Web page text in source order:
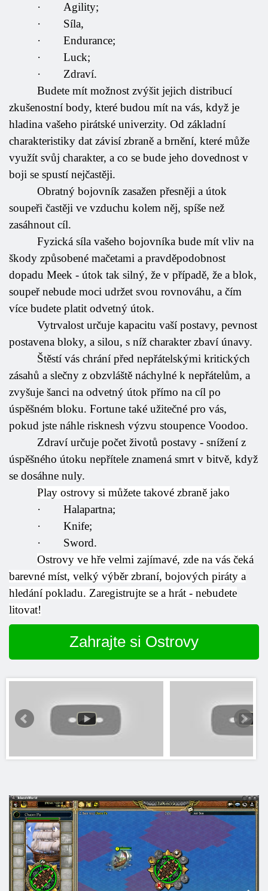
·
Agility;
·
Síla,
·
Endurance;
·
Luck;
·
Zdraví.
Budete mít možnost zvýšit jejich distribucí
zkušenostní body, které budou mít na vás, když je
hladina vašeho pirátské univerzity. Od základní
charakteristiky dat závisí zbraně a brnění, které může
využít svůj charakter, a co se bude jeho dovednost v
boji se spustí nejčastěji.
Obratný bojovník zasažen přesněji a útok
soupeři častěji ve vzduchu kolem něj, spíše než
zasáhnout cíl.
Fyzická síla vašeho bojovníka bude mít vliv na
škody způsobené mačetami a pravděpodobnost
dopadu Meek - útok tak silný, že v případě, že a blok,
soupeř nebude moci udržet svou rovnováhu, a čím
více budete platit odvetný útok.
Vytrvalost určuje kapacitu vaší postavy, pevnost
postavena bloky, a silou, s níž charakter zbaví únavy.
Štěstí vás chrání před nepřátelskými kritických
zásahů a slečny z obzvláště náchylné k nepřátelům, a
zvyšuje šanci na odvetný útok přímo na cíl po
úspěšném bloku. Fortune také užitečné pro vás,
pokud jste náhle risknesh výzvu stoupence Voodoo.
Zdraví určuje počet životů postavy - snížení z
úspěšného útoku nepřítele znamená smrt v bitvě, když
se dosáhne nuly.
Play ostrovy si můžete takové zbraně jako
·
Halapartna;
·
Knife;
·
Sword.
Ostrovy ve hře velmi zajímavé, zde na vás čeká
barevné míst, velký výběr zbraní, bojových piráty a
hledání pokladu. Zaregistrujte se a hrát - nebudete
litovat!
Zahrajte si Ostrovy